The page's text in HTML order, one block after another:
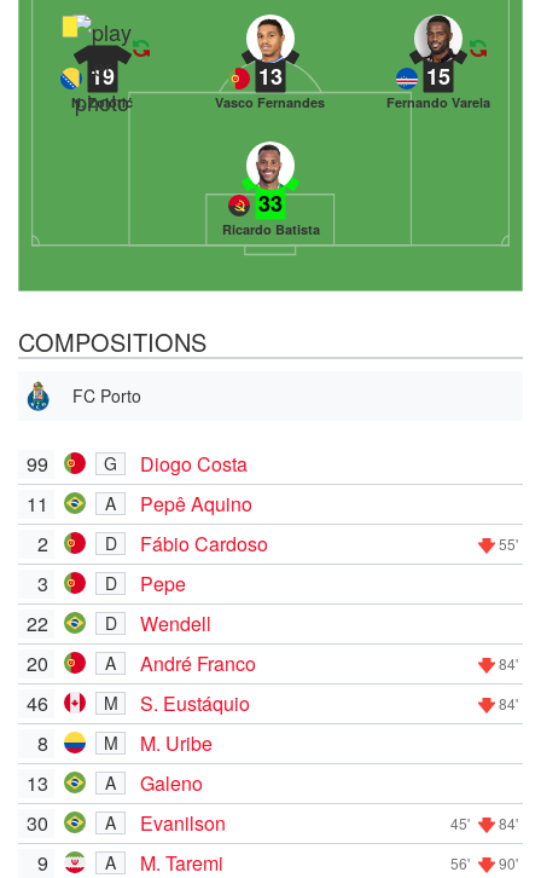
33
Ricardo Batista
19
N. Zolotić
13
Vasco Fernandes
15
Fernando Varela
COMPOSITIONS
FC Porto
99 G
Diogo Costa
11
A
Pepê Aquino
2
D Fábio Cardoso 55'
3 D
Pepe
22
D
Wendell
20
A André Franco 84'
46 M S. Eustáquio 84'
8 M
M. Uribe
13
A
Galeno
30
A Evanilson 45' 84'
9 A M. Taremi 56' 90'